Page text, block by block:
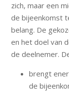
zich, maar een
de bijeenkomst
belang. De
en het doel van
de deelnemer.
brengt
de